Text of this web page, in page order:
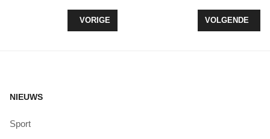
VORIG ARTIKEL: TV
VORIGE VOLGENDE
VOLGENDE
NIEUWS
Sport